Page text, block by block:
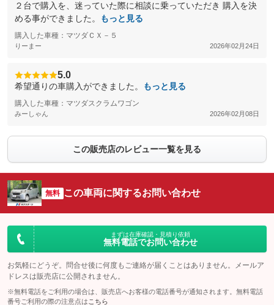
２台で購入を、迷っていた際に相談に乗っていただき 購入を決
める事ができました。
もっと見る
購入した車種：マツダＣＸ－５
りーまー 2026年02月24日
5.0
希望通りの車購入ができました。 もっと見る
購入した車種：マツダスクラムワゴン
みーしゃん 2026年02月08日
この販売店のレビュー一覧を見る
無料 この車両に関するお問い合わせ
まずは在庫確認・見積り依頼
無料電話でお問い合わせ
お気軽にどうぞ。問合せ後に何度もご連絡が届くことはありません。メールア
ドレスは販売店に公開されません。
※無料電話をご利用の場合は、販売店へお客様の電話番号が通知されます。無料電話
番号ご利用の際の注意点は こちら